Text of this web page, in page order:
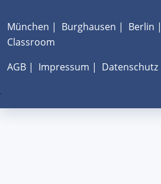
München | Burghausen | Berlin |
Classroom
AGB | Impressum | Datenschutz